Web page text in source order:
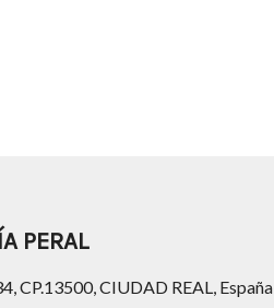
PERAL
CP.13500, CIUDAD REAL, España